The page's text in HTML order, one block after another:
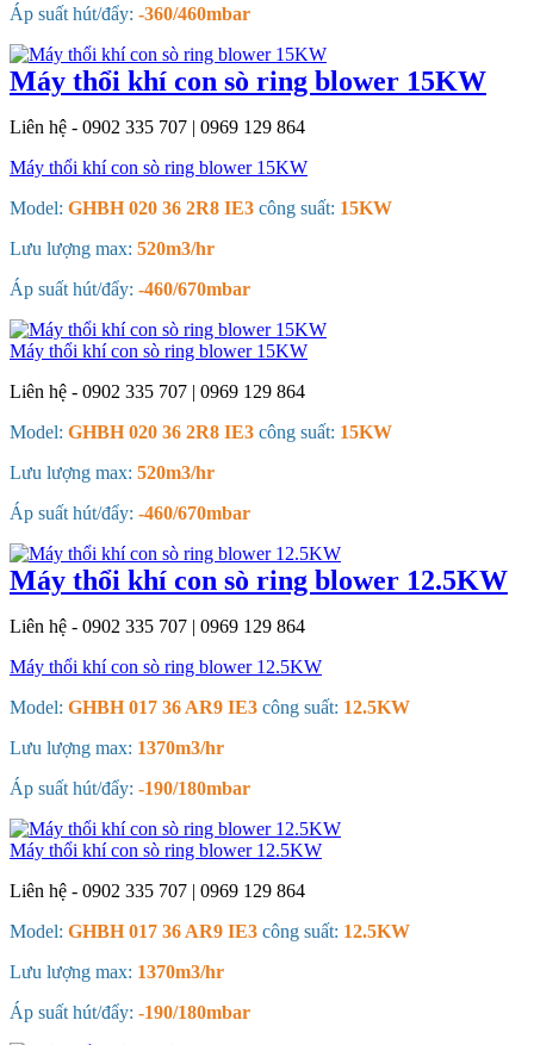
Áp suất hút/đẩy: -360/460mbar
Máy thổi khí con sò ring blower 15KW
Liên hệ - 0902 335 707 | 0969 129 864
Máy thổi khí con sò ring blower 15KW
Model: GHBH 020 36 2R8 IE3 công suất: 15KW
Lưu lượng max: 520m3/hr
Áp suất hút/đẩy: -460/670mbar
Máy thổi khí con sò ring blower 15KW
Liên hệ - 0902 335 707 | 0969 129 864
Model: GHBH 020 36 2R8 IE3 công suất: 15KW
Lưu lượng max: 520m3/hr
Áp suất hút/đẩy: -460/670mbar
Máy thổi khí con sò ring blower 12.5KW
Liên hệ - 0902 335 707 | 0969 129 864
Máy thổi khí con sò ring blower 12.5KW
Model: GHBH 017 36 AR9 IE3 công suất: 12.5KW
Lưu lượng max: 1370m3/hr
Áp suất hút/đẩy: -190/180mbar
Máy thổi khí con sò ring blower 12.5KW
Liên hệ - 0902 335 707 | 0969 129 864
Model: GHBH 017 36 AR9 IE3 công suất: 12.5KW
Lưu lượng max: 1370m3/hr
Áp suất hút/đẩy: -190/180mbar